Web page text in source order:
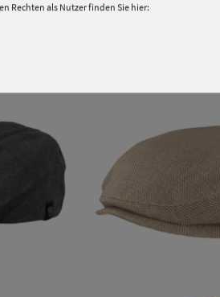
Rechten als Nutzer finden Sie hier: